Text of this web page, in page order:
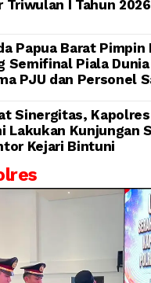
Triwulan I Tahun 2026
Papua Barat Pimpin
Semifinal Piala Dunia
PJU dan Personel
Sinergitas,
Lakukan Kunjungan
Kejari Bintuni